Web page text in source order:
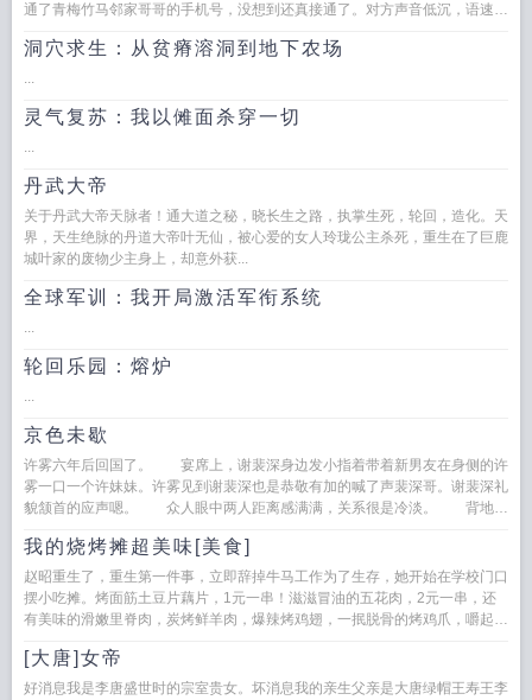
通了青梅竹马邻家哥哥的手机号，没想到还真接通了。对方声音低沉，语速平
洞穴求生：从贫瘠溶洞到地下农场
...
灵气复苏：我以傩面杀穿一切
...
丹武大帝
关于丹武大帝天脉者！通大道之秘，晓长生之路，执掌生死，轮回，造化。天
界，天生绝脉的丹道大帝叶无仙，被心爱的女人玲珑公主杀死，重生在了巨鹿
城叶家的废物少主身上，却意外获...
全球军训：我开局激活军衔系统
...
轮回乐园：熔炉
...
京色未歇
许雾六年后回国了。 宴席上，谢裴深身边发小指着带着新男友在身侧的许
雾一口一个许妹妹。许雾见到谢裴深也是恭敬有加的喊了声裴深哥。谢裴深礼
貌颔首的应声嗯。 众人眼中两人距离感满满，关系很是冷淡。 背地里
我的烧烤摊超美味[美食]
赵昭重生了，重生第一件事，立即辞掉牛马工作为了生存，她开始在学校门口
摆小吃摊。烤面筋土豆片藕片，1元一串！滋滋冒油的五花肉，2元一串，还
有美味的滑嫩里脊肉，炭烤鲜羊肉，爆辣烤鸡翅，一抿脱骨的烤鸡爪，嚼起来
[大唐]女帝
好消息我是李唐盛世时的宗室贵女。坏消息我的亲生父亲是大唐绿帽王寿王李